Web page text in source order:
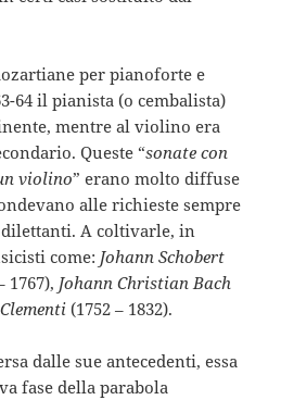
per pianoforte e
64 il pianista (o cembalista)
mentre al violino era
Queste “sonate con
violino” erano molto diffuse
alle richieste sempre
A coltivarle, in
come: Johann Schobert
1767), Johann Christian Bach
(1752 – 1832).
dalle sue antecedenti, essa
fase della parabola